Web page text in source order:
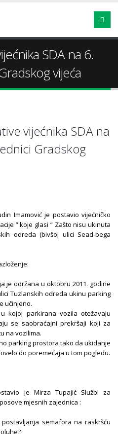
SDA na 6.
vijeća
vijećnika SDA na
Gradskog
Imamović je postavio vijećničko
” koje glasi ” Zašto nisu ukinuta
odreda (bivšoj ulici Sead-bega
je održana u oktobru 2011. godine
Tuzlanskih odreda ukinu parking
učinjeno.
kojoj parkirana vozila otežavaju
se saobraćajni prekršaji koji za
na vozilima.
parking prostora tako da ukidanje
do poremećaja u tom pogledu.
je Mirza Tupajić Službi za
mjesnih zajednica :
semafora na raskršću